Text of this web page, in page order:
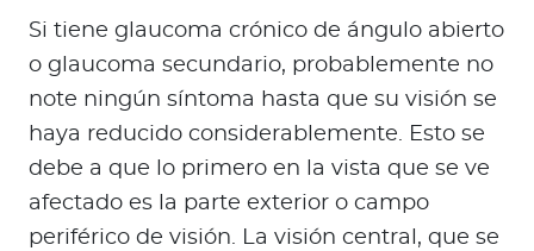
Si tiene glaucoma crónico de ángulo abierto
o glaucoma secundario, probablemente no
note ningún síntoma hasta que su visión se
haya reducido considerablemente. Esto se
debe a que lo primero en la vista que se ve
afectado es la parte exterior o campo
periférico de visión. La visión central, que se